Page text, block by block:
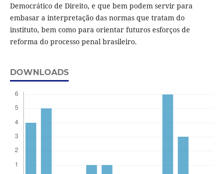
Democrático de Direito, e que bem podem servir para
embasar a interpretação das normas que tratam do
instituto, bem como para orientar futuros esforços de
reforma do processo penal brasileiro.
DOWNLOADS